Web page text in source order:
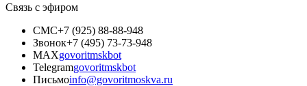
Связь с эфиром
СМС+7 (925) 88-88-948
Звонок+7 (495) 73-73-948
MAXgovoritmskbot
Telegramgovoritmskbot
Письмоinfo@govoritmoskva.ru